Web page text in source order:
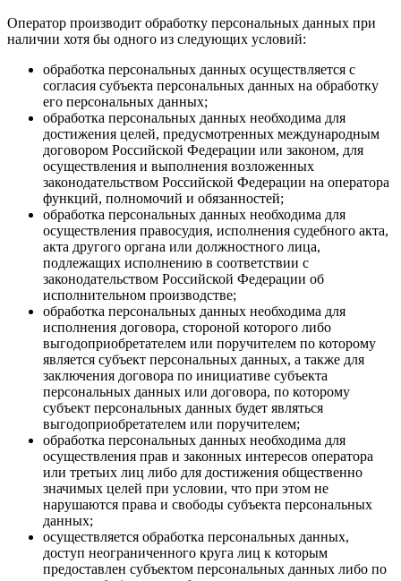
Оператор производит обработку персональных данных при
наличии хотя бы одного из следующих условий:
обработка персональных данных осуществляется с
согласия субъекта персональных данных на обработку
его персональных данных;
обработка персональных данных необходима для
достижения целей, предусмотренных международным
договором Российской Федерации или законом, для
осуществления и выполнения возложенных
законодательством Российской Федерации на оператора
функций, полномочий и обязанностей;
обработка персональных данных необходима для
осуществления правосудия, исполнения судебного акта,
акта другого органа или должностного лица,
подлежащих исполнению в соответствии с
законодательством Российской Федерации об
исполнительном производстве;
обработка персональных данных необходима для
исполнения договора, стороной которого либо
выгодоприобретателем или поручителем по которому
является субъект персональных данных, а также для
заключения договора по инициативе субъекта
персональных данных или договора, по которому
субъект персональных данных будет являться
выгодоприобретателем или поручителем;
обработка персональных данных необходима для
осуществления прав и законных интересов оператора
или третьих лиц либо для достижения общественно
значимых целей при условии, что при этом не
нарушаются права и свободы субъекта персональных
данных;
осуществляется обработка персональных данных,
доступ неограниченного круга лиц к которым
предоставлен субъектом персональных данных либо по